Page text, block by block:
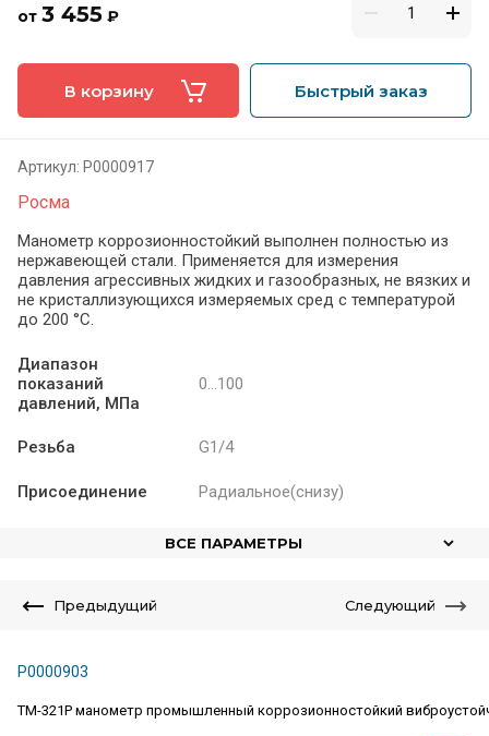
от 3 455 ₽
В корзину Быстрый заказ
Артикул: Р0000917
Росма
Манометр коррозионностойкий выполнен полностью из
нержавеющей стали. Применяется для измерения
давления агрессивных жидких и газообразных, не вязких и
не кристаллизующихся измеряемых сред с температурой
до 200 °C.
Диапазон
показаний
давлений, МПа
0...100
Резьба G1/4
Присоединение Радиальное(снизу)
ВСЕ ПАРАМЕТРЫ
Предыдущий Следующий
ТМ-321Р манометр промышленный коррозионностойкий
Р0000903